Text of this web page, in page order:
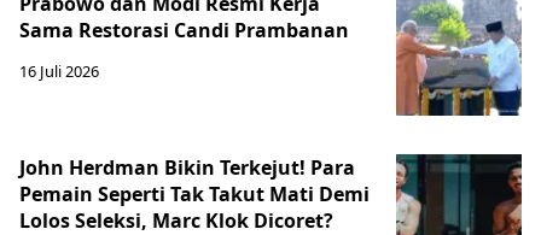
Sama Restorasi Candi Prambanan
16 Juli 2026
John Herdman Bikin Terkejut! Para
Pemain Seperti Tak Takut Mati Demi
Lolos Seleksi, Marc Klok Dicoret?